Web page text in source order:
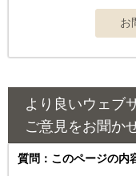
より良いウェブ
ご意見をお聞か
質問：このページの内